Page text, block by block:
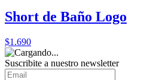
Short de Baño Logo
$1.690
Suscribite a nuestro newsletter